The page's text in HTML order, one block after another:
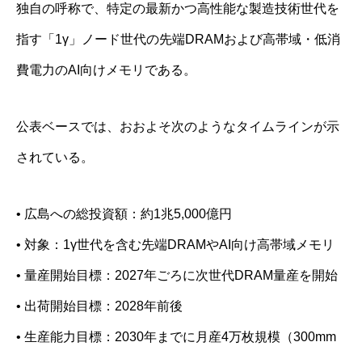
独自の呼称で、特定の最新かつ高性能な製造技術世代を
指す「1γ」ノード世代の先端DRAMおよび高帯域・低消
費電力のAI向けメモリである。
公表ベースでは、おおよそ次のようなタイムラインが示
されている。
• 広島への総投資額：約1兆5,000億円
• 対象：1γ世代を含む先端DRAMやAI向け高帯域メモリ
• 量産開始目標：2027年ごろに次世代DRAM量産を開始
• 出荷開始目標：2028年前後
• 生産能力目標：2030年までに月産4万枚規模（300mm